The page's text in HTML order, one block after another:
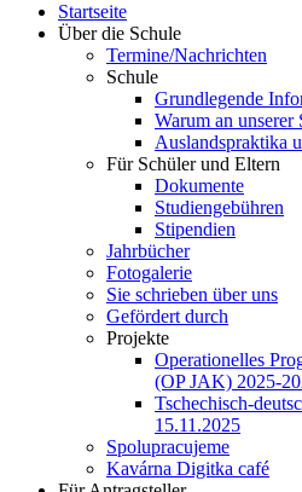
Startseite
Über die Schule
Termine/Nachrichten
Schule
Grundlegende
Warum an unserer
Auslandspraktika
Für Schüler und Eltern
Dokumente
Studiengebühren
Stipendien
Jahrbücher
Fotogalerie
Sie schrieben über uns
Gefördert durch
Projekte
Operationelles
(OP JAK) 2025-
Tschechisch-
15.11.2025
Spolupracujeme
Kavárna Digitka café